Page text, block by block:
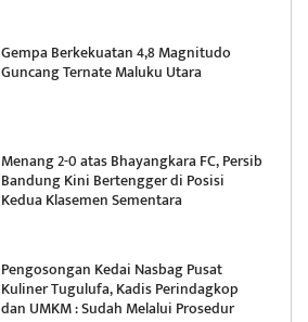
Gempa Berkekuatan 4,8 Magnitudo
Guncang Ternate Maluku Utara
Menang 2-0 atas Bhayangkara FC, Persib
Bandung Kini Bertengger di Posisi
Kedua Klasemen Sementara
Pengosongan Kedai Nasbag Pusat
Kuliner Tugulufa, Kadis Perindagkop
dan UMKM : Sudah Melalui Prosedur